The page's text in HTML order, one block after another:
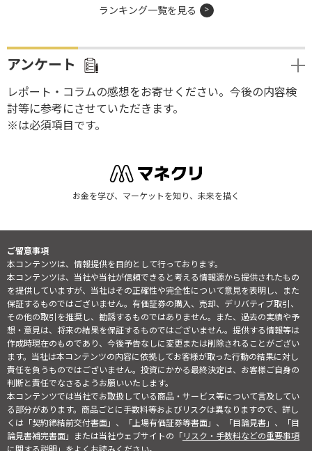
ランキング一覧を見る
アンケート
レポート・コラムの感想をお寄せください。今後の内容検
討等に参考にさせていただきます。
※は必須項目です。
お金を学び、マーケットを知り、未来を描く
ご留意事項
本コンテンツは、情報提供を目的として行っております。
本コンテンツは、当社や当社が信頼できると考える情報源から提供されたもの
を提供していますが、当社はその正確性や完全性について意見を表明し、また
保証するものではございません。有価証券の購入、売却、デリバティブ取引、
その他の取引を推奨し、勧誘するものではありません。また、過去の実績や予
想・意見は、将来の結果を保証するものではございません。提供する情報等は
作成時現在のものであり、今後予告なしに変更または削除されることがござい
ます。当社は本コンテンツの内容に依拠してお客様が取った行動の結果に対し
責任を負うものではございません。投資にかかる最終決定は、お客様ご自身の
判断と責任でなさるようお願いいたします。
本コンテンツでは当社でお取扱している商品・サービス等について言及してい
る部分があります。商品ごとに手数料等およびリスクは異なりますので、詳し
くは「契約締結前交付書面」、「上場有価証券等書面」、「目論見書」、「目
論見書補完書面」または当社ウェブサイトの「リスク・手数料などの重要事項